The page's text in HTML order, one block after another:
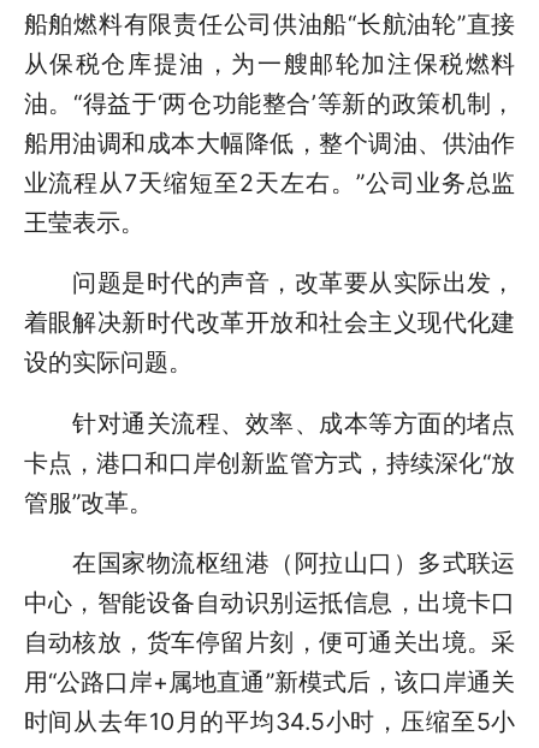
船舶燃料有限责任公司供油船“长航油轮”直接
从保税仓库提油，为一艘邮轮加注保税燃料
油。“得益于‘两仓功能整合’等新的政策机制，
船用油调和成本大幅降低，整个调油、供油作
业流程从7天缩短至2天左右。”公司业务总监
王莹表示。
问题是时代的声音，改革要从实际出发，
着眼解决新时代改革开放和社会主义现代化建
设的实际问题。
针对通关流程、效率、成本等方面的堵点
卡点，港口和口岸创新监管方式，持续深化“放
管服”改革。
在国家物流枢纽港（阿拉山口）多式联运
中心，智能设备自动识别运抵信息，出境卡口
自动核放，货车停留片刻，便可通关出境。采
用“公路口岸+属地直通”新模式后，该口岸通关
时间从去年10月的平均34.5小时，压缩至5小